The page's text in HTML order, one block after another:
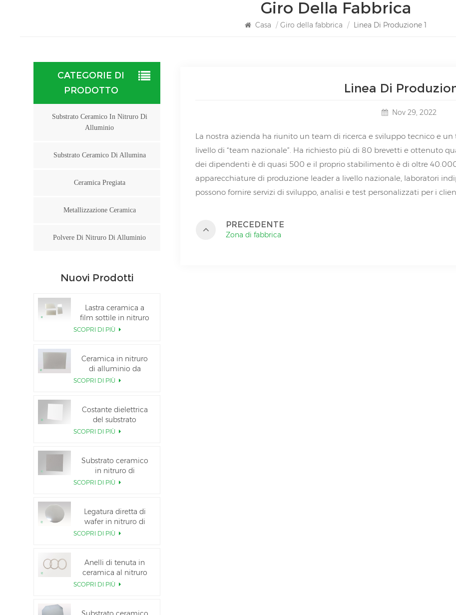
Giro Della Fabbrica
Casa / Giro della fabbrica / Linea Di Produzione 1
Linea Di
Nov 29, 2022
La nostra azienda ha riunito un team di ricerca e sviluppo tecnico e
livello di “team nazionale”. Ha richiesto più di 80 brevetti e ottenuto
dei dipendenti è di quasi 500 e il proprio stabilimento è di oltre
apparecchiature di produzione leader a livello nazionale, laboratori
possono fornire servizi di sviluppo, analisi e test personalizzati per i
PRECEDENTE
Zona di fabbrica
CATEGORIE DI
PRODOTTO
Substrato Ceramico In Nitruro Di
Alluminio
Substrato Ceramico Di Allumina
Ceramica Pregiata
Metallizzazione Ceramica
Polvere Di Nitruro Di Alluminio
Nuovi Prodotti
Lastra ceramica a
film sottile in nitruro
di alluminio lucidato
SCOPRI DI PIÙ
Ceramica in nitruro
di alluminio da
5,5×7,5 pollici
SCOPRI DI PIÙ
Costante dielettrica
del substrato
ceramico Al2O3 al
SCOPRI DI PIÙ
Substrato ceramico
in nitruro di
alluminio ad alta
SCOPRI DI PIÙ
Legatura diretta di
wafer in nitruro di
alluminio ceramico
SCOPRI DI PIÙ
Anelli di tenuta in
ceramica al nitruro
di alluminio per
SCOPRI DI PIÙ